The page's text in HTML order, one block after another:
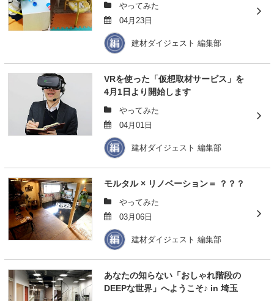
やってみた
04月23日
建材ダイジェスト 編集部
VRを使った「仮想取材サービス」を
4月1日より開始します
やってみた
04月01日
建材ダイジェスト 編集部
モルタル × リノベーション＝ ？？？
やってみた
03月06日
建材ダイジェスト 編集部
あなたの知らない「おしゃれ階段の
DEEPな世界」へようこそ♪ in 埼玉